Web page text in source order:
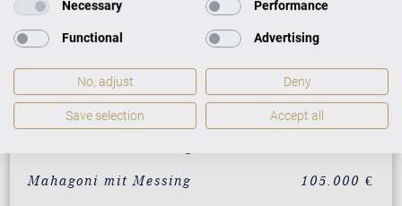
Schwarz mit Messing
RAL-Farben
Weiß mit Messing 95.000 €
Mahagoni mit Messing 105.000 €
Necessary Performance
Functional Advertising
No, adjust Deny
Save selection Accept all